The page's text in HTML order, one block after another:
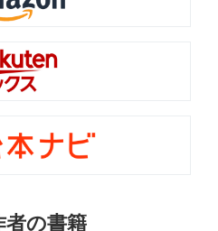
者の書籍